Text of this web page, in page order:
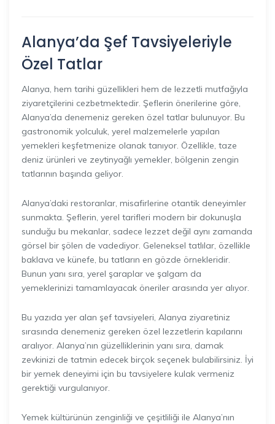
Alanya’da Şef Tavsiyeleriyle
Özel Tatlar
Alanya, hem tarihi güzellikleri hem de lezzetli mutfağıyla
ziyaretçilerini cezbetmektedir. Şeflerin önerilerine göre,
Alanya’da denemeniz gereken özel tatlar bulunuyor. Bu
gastronomik yolculuk, yerel malzemelerle yapılan
yemekleri keşfetmenize olanak tanıyor. Özellikle, taze
deniz ürünleri ve zeytinyağlı yemekler, bölgenin zengin
tatlarının başında geliyor.
Alanya’daki restoranlar, misafirlerine otantik deneyimler
sunmakta. Şeflerin, yerel tarifleri modern bir dokunuşla
sunduğu bu mekanlar, sadece lezzet değil aynı zamanda
görsel bir şölen de vadediyor. Geleneksel tatlılar, özellikle
baklava ve künefe, bu tatların en gözde örnekleridir.
Bunun yanı sıra, yerel şaraplar ve şalgam da
yemeklerinizi tamamlayacak öneriler arasında yer alıyor.
Bu yazıda yer alan şef tavsiyeleri, Alanya ziyaretiniz
sırasında denemeniz gereken özel lezzetlerin kapılarını
aralıyor. Alanya’nın güzelliklerinin yanı sıra, damak
zevkinizi de tatmin edecek birçok seçenek bulabilirsiniz. İyi
bir yemek deneyimi için bu tavsiyelere kulak vermeniz
gerektiği vurgulanıyor.
Yemek kültürünün zenginliği ve çeşitliliği ile Alanya’nın